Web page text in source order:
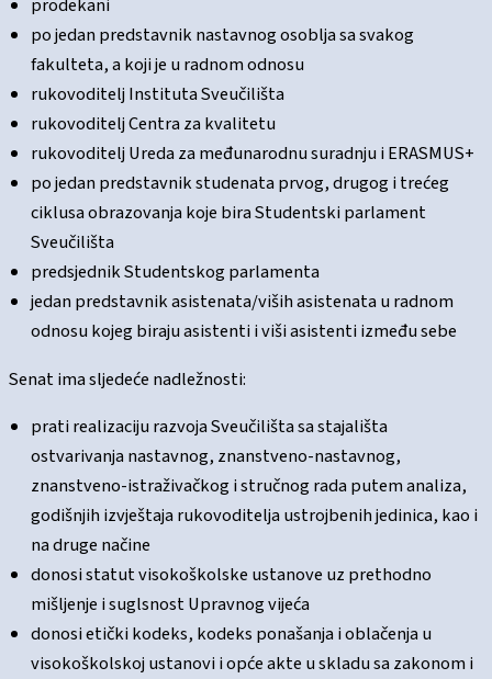
prodekani
po jedan predstavnik nastavnog osoblja sa svakog
fakulteta, a koji je u radnom odnosu
rukovoditelj Instituta Sveučilišta
rukovoditelj Centra za kvalitetu
rukovoditelj Ureda za međunarodnu suradnju i ERASMUS+
po jedan predstavnik studenata prvog, drugog i trećeg
ciklusa obrazovanja koje bira Studentski parlament
Sveučilišta
predsjednik Studentskog parlamenta
jedan predstavnik asistenata/viših asistenata u radnom
odnosu kojeg biraju asistenti i viši asistenti između sebe
Senat ima sljedeće nadležnosti:
prati realizaciju razvoja Sveučilišta sa stajališta
ostvarivanja nastavnog, znanstveno-nastavnog,
znanstveno-istraživačkog i stručnog rada putem analiza,
godišnjih izvještaja rukovoditelja ustrojbenih jedinica, kao i
na druge načine
donosi statut visokoškolske ustanove uz prethodno
mišljenje i suglsnost Upravnog vijeća
donosi etički kodeks, kodeks ponašanja i oblačenja u
visokoškolskoj ustanovi i opće akte u skladu sa zakonom i